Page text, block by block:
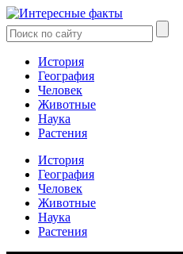
История
География
Человек
Животные
Наука
Растения
История
География
Человек
Животные
Наука
Растения